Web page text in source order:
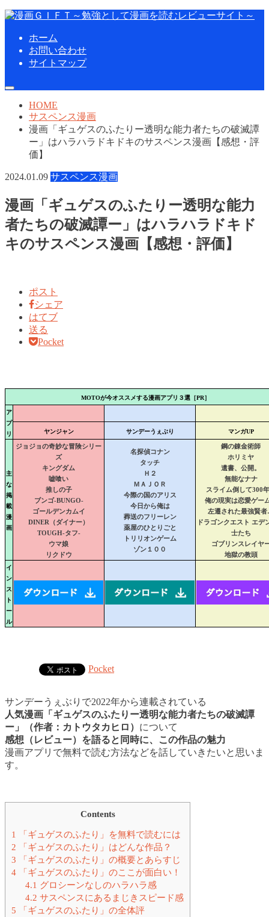
ホーム
お問い合わせ
サイトマップ
HOME
サスペンス漫画
漫画「ギュゲスのふたりー透明な能力者たちの破滅譚
ー」はハラハラドキドキのサスペンス漫画【感想・評
価】
2024.01.09 サスペンス漫画
漫画「ギュゲスのふたりー透明な能力
者たちの破滅譚ー」はハラハラドキド
キのサスペンス漫画【感想・評価】
ポスト
シェア
はてブ
送る
Pocket
MOTOが今オススメする漫画アプリ３選［PR］
ア
プ
リ
ヤンジャン サンデーうぇぶり マンガUP
主
な
掲
載
漫
画
ジョジョの奇妙な冒険シリー
ズ
キングダム
嘘喰い
推しの子
ブンゴ-BUNGO-
ゴールデンカムイ
DINER（ダイナー）
TOUGH-タフ-
ウマ娘
リクドウ
名探偵コナン
タッチ
Ｈ２
ＭＡＪＯＲ
今際の国のアリス
今日から俺は
葬送のフリーレン
薬屋のひとりごと
トリリオンゲーム
ゾン１００
鋼の錬金術師
ホリミヤ
遺書、公開。
無能なナナ
スライム倒して300
俺の現実は恋愛ゲー
左遷された最強賢
ドラゴンクエスト エデ
士たち
ゴブリンスレイヤ
地獄の教頭
イ
ン
ス
ト
ー
ル
Pocket
サンデーうぇぶりで2022年から連載されている
人気漫画「ギュゲスのふたりー透明な能力者たちの破滅譚
ー」（作者：カトウタカヒロ） について
感想（レビュー）を語ると同時に、この作品の魅力
漫画アプリで無料で読む方法などを話していきたいと思いま
す。
Contents
1
「ギュゲスのふたり」を無料で読むには
2 「ギュゲスのふたり」はどんな作品？
3 「ギュゲスのふたり」の概要とあらすじ
4 「ギュゲスのふたり」のここが面白い！
4.1 グロシーンなしのハラハラ感
4.2 サスペンスにあるまじきスピード感
5 「ギュゲスのふたり」の全体評